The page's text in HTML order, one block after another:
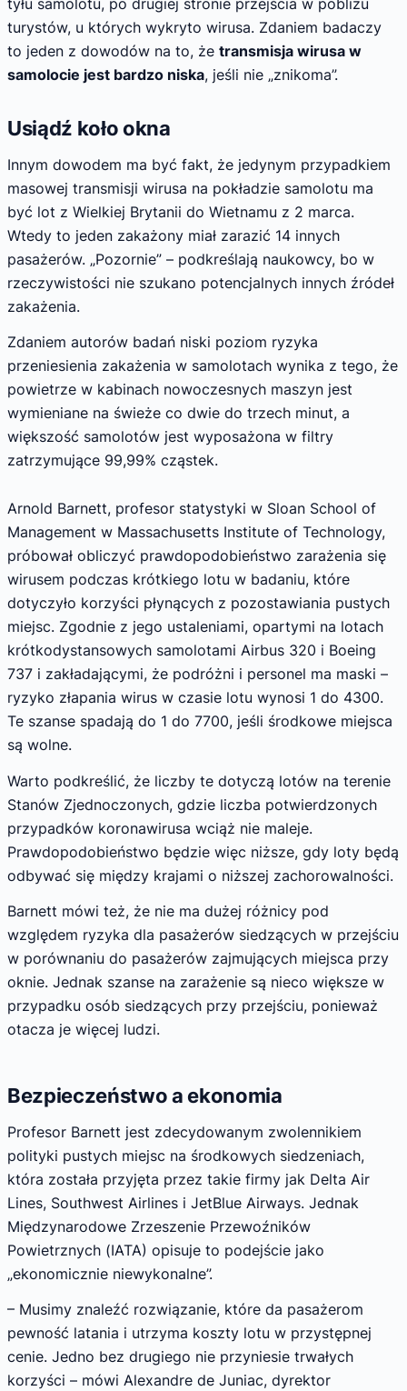
turystów, u których wykryto wirusa. Zdaniem badaczy
to jeden z dowodów na to, że transmisja wirusa w
samolocie jest bardzo niska, jeśli nie „znikoma”.
Usiądź koło okna
Innym dowodem ma być fakt, że jedynym przypadkiem
masowej transmisji wirusa na pokładzie samolotu ma
być lot z Wielkiej Brytanii do Wietnamu z 2 marca.
Wtedy to jeden zakażony miał zarazić 14 innych
pasażerów. „Pozornie” – podkreślają naukowcy, bo w
rzeczywistości nie szukano potencjalnych innych źródeł
zakażenia.
Zdaniem autorów badań niski poziom ryzyka
przeniesienia zakażenia w samolotach wynika z tego, że
powietrze w kabinach nowoczesnych maszyn jest
wymieniane na świeże co dwie do trzech minut, a
większość samolotów jest wyposażona w filtry
zatrzymujące 99,99% cząstek.
Arnold Barnett, profesor statystyki w Sloan School of
Management w Massachusetts Institute of Technology,
próbował obliczyć prawdopodobieństwo zarażenia się
wirusem podczas krótkiego lotu w badaniu, które
dotyczyło korzyści płynących z pozostawiania pustych
miejsc. Zgodnie z jego ustaleniami, opartymi na lotach
krótkodystansowych samolotami Airbus 320 i Boeing
737 i zakładającymi, że podróżni i personel ma maski –
ryzyko złapania wirus w czasie lotu wynosi 1 do 4300.
Te szanse spadają do 1 do 7700, jeśli środkowe miejsca
są wolne.
Warto podkreślić, że liczby te dotyczą lotów na terenie
Stanów Zjednoczonych, gdzie liczba potwierdzonych
przypadków koronawirusa wciąż nie maleje.
Prawdopodobieństwo będzie więc niższe, gdy loty będą
odbywać się między krajami o niższej zachorowalności.
Barnett mówi też, że nie ma dużej różnicy pod
względem ryzyka dla pasażerów siedzących w przejściu
w porównaniu do pasażerów zajmujących miejsca przy
oknie. Jednak szanse na zarażenie są nieco większe w
przypadku osób siedzących przy przejściu, ponieważ
otacza je więcej ludzi.
Bezpieczeństwo a ekonomia
Profesor Barnett jest zdecydowanym zwolennikiem
polityki pustych miejsc na środkowych siedzeniach,
która została przyjęta przez takie firmy jak Delta Air
Lines, Southwest Airlines i JetBlue Airways. Jednak
Międzynarodowe Zrzeszenie Przewoźników
Powietrznych (IATA) opisuje to podejście jako
„ekonomicznie niewykonalne”.
– Musimy znaleźć rozwiązanie, które da pasażerom
pewność latania i utrzyma koszty lotu w przystępnej
cenie. Jedno bez drugiego nie przyniesie trwałych
korzyści – mówi Alexandre de Juniac, dyrektor